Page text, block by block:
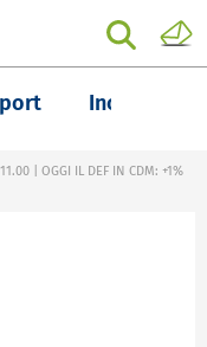
Inchieste
| OGGI IL DEF IN CDM: +1%